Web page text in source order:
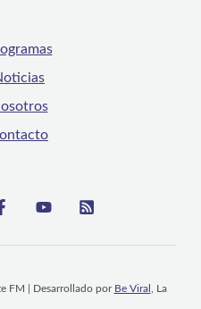
FM | Desarrollado por Be Viral , La